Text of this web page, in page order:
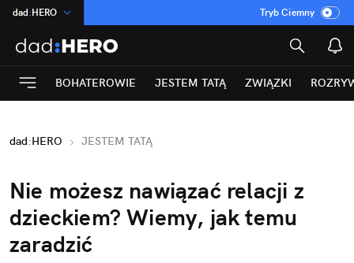
dad:HERO
:Temat
INN:Poland
ASZ:dziennik
Rozrywka
Tryb Ciemny
BOHATEROWIE JESTEM TATĄ ZWIĄZKI
dad:HERO JESTEM TATĄ
Nie możesz nawiązać relacji z
dzieckiem? Wiemy, jak temu
zaradzić